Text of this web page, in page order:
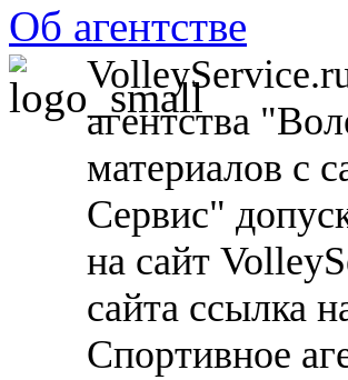
Об агентстве
агентства
материалов с
Сервис"
на сайт
сайта ссылка
Спортивное